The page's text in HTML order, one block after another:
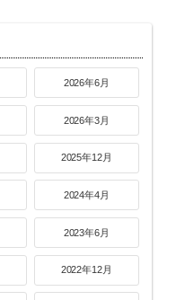
2026年6月
2026年3月
2025年12月
2024年4月
2023年6月
2022年12月